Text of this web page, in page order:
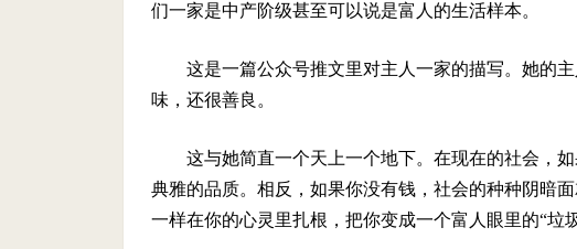
们一家是中产阶级甚至可以说是富人的生活样本。
这是一篇公众号推文里对主人一家的描写。她的
味，还很善良。
这与她简直一个天上一个地下。在现在的社会，
典雅的品质。相反，如果你没有钱，社会的种种阴暗
一样在你的心灵里扎根，把你变成一个富人眼里的“垃圾